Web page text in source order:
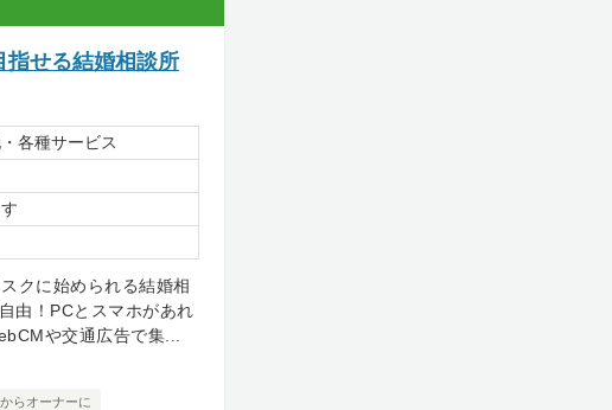
指せる結婚相談所
各種サービス
クに始められる結婚相
由！PCとスマホがあれ
や交通広告で集...
らオーナーに